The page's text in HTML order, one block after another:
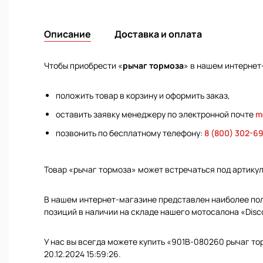
Описание Доставка и оплата
Чтобы приобрести «рычаг тормоза» в нашем
положить товар в корзину и оформить заказ,
оставить заявку менеджеру по электронной почте
позвонить по бесплатному телефону: 8 (800) 302-
Товар «рычаг тормоза» может встречаться под
В нашем интернет-магазине представлен наиболее
позиций в наличии на складе нашего мотосалона
У нас вы всегда можете купить «901B-080260 рычаг
20.12.2024 15:59:26.